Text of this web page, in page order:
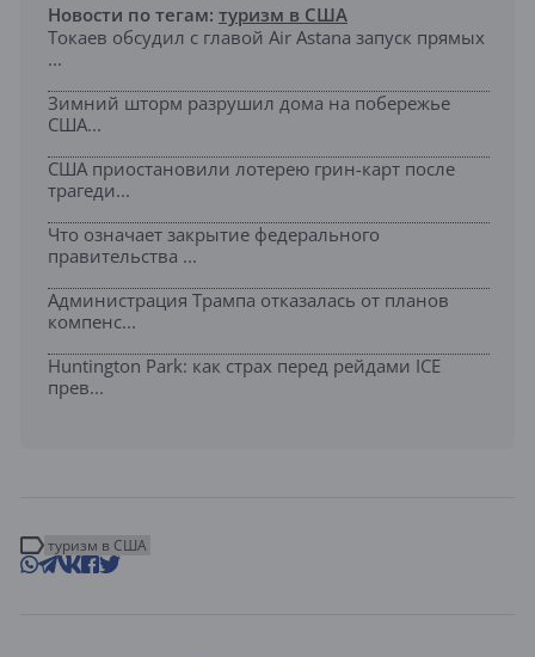
Новости по тегам: туризм в США
Токаев обсудил с главой Air Astana запуск прямых
...
Зимний шторм разрушил дома на побережье
США...
США приостановили лотерею грин-карт после
трагеди...
Что означает закрытие федерального
правительства ...
Администрация Трампа отказалась от планов
компенс...
Huntington Park: как страх перед рейдами ICE
прев...
туризм в США